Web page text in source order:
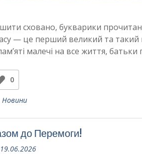
сховано, букварики
— це перший великий та такий
малечі на все життя, батьки
0
Новини
до Перемоги!
19.06.2026